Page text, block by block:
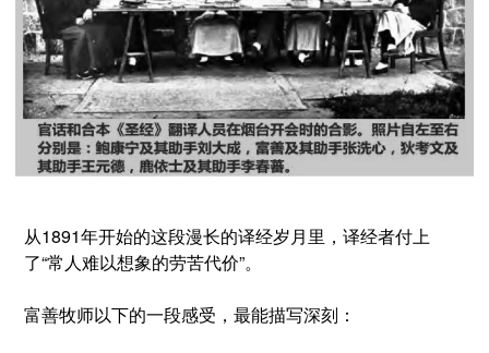
从1891年开始的这段漫长的译经岁月里，译经者付上
了“常人难以想象的劳苦代价”。
富善牧师以下的一段感受，最能描写深刻：